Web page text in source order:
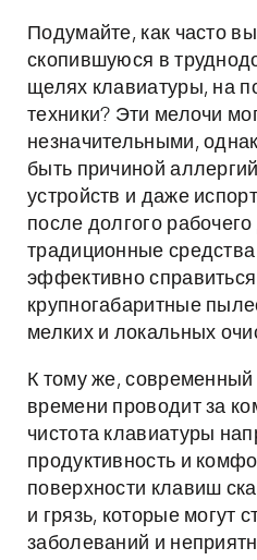
Подумайте, как часто
скопившуюся в
щелях клавиатуры, на
техники? Эти мелочи
незначительными,
быть причиной
устройств и даже
после долгого
традиционные
эффективно
крупногабаритные
мелких и локальных
К тому же,
времени проводит за
чистота клавиатуры
продуктивность и
поверхности клавиш
и грязь, которые могут
заболеваний и